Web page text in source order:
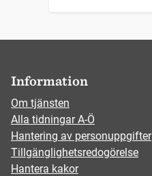
Information
Om tjänsten
Alla tidningar A-Ö
Hantering av personuppgifter
Tillgänglighetsredogörelse
Hantera kakor